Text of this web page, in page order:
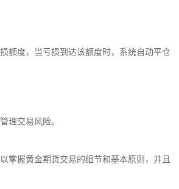
额度，当亏损到达该额度时，系统自动平仓
理交易风险。
掌握黄金期货交易的细节和基本原则，并且